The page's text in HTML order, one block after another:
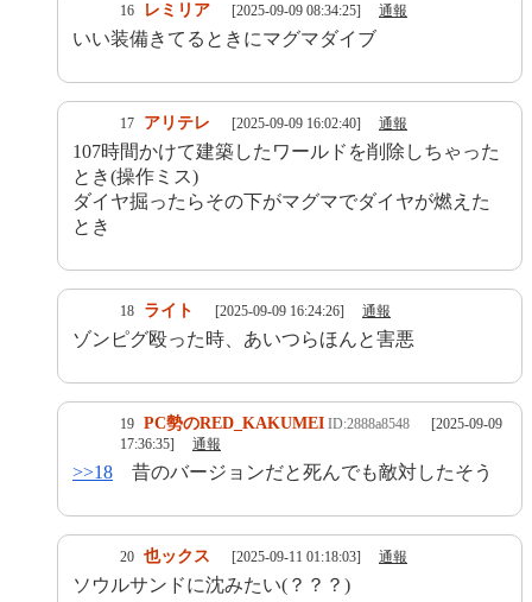
16 レミリア [2025-09-09 08:34:25] 通報
いい装備きてるときにマグマダイブ
17 アリテレ [2025-09-09 16:02:40] 通報
107時間かけて建築したワールドを削除しちゃった
とき(操作ミス)
ダイヤ掘ったらその下がマグマでダイヤが燃えた
とき
18 ライト [2025-09-09 16:24:26] 通報
ゾンピグ殴った時、あいつらほんと害悪
19 PC勢のRED_KAKUMEI ID:2888a8548
[2025-09-09
17:36:35]
通報
>>18 昔のバージョンだと死んでも敵対したそう
20 也ックス [2025-09-11 01:18:03] 通報
ソウルサンドに沈みたい(？？？)